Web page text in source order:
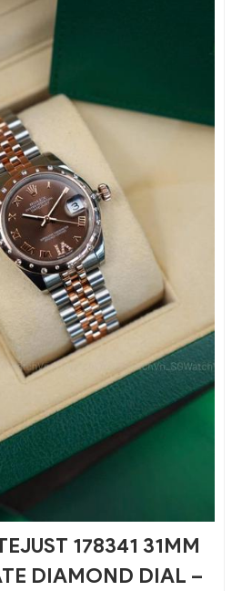
178341 31MM
DIAMOND DIAL –